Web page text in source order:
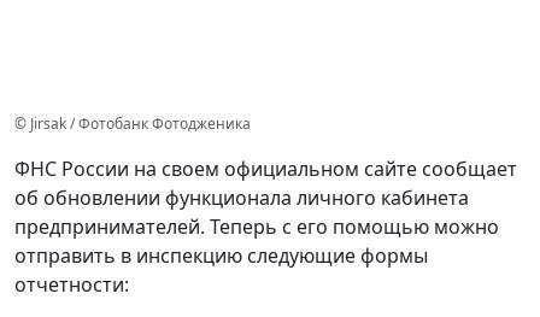
© Jirsak / Фотобанк Фотодженика
ФНС России на своем официальном сайте сообщает
об обновлении функционала личного кабинета
предпринимателей. Теперь с его помощью можно
отправить в инспекцию следующие формы
отчетности: